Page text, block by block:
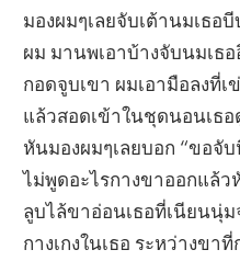
มองผมๆเลยจับเต้านมเธอ
ผม มานพเอาบ้างจับนมเธ
กอดจูบเขา ผมเอามือลงที่
แล้วสอดเข้าในชุดนอนเธ
หันมองผมๆเลยบอก “ขอจั
ไม่พูดอะไรกางขาออกแล้
ลูบไล้ขาอ่อนเธอที่เนียนนุ่
กางเกงในเธอ ระหว่างข